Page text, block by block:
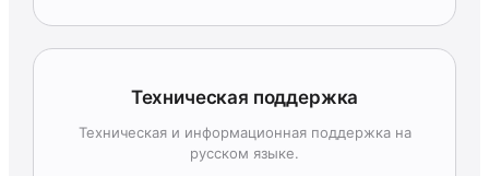
Техническая поддержка
Техническая и информационная поддержка на
русском языке.